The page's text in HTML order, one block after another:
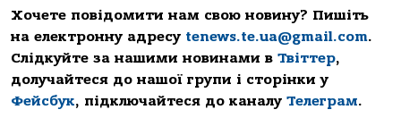
Хочете повідомити нам свою новину? Пишіть
на електронну адресу tenews.te.ua@gmail.com.
Слідкуйте за нашими новинами в Твіттер,
долучайтеся до нашої групи і сторінки у
Фейсбук, підключайтеся до каналу Телеграм.